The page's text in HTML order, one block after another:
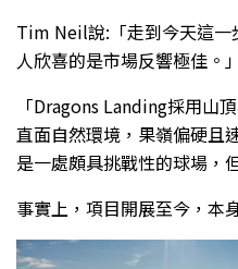
Tim Neil說:「走到今天這一
人欣喜的是市場反響極佳。」
「Dragons Landing採用山
直面自然環境，果嶺偏硬且
是一處頗具挑戰性的球場，
事實上，項目開展至今，本